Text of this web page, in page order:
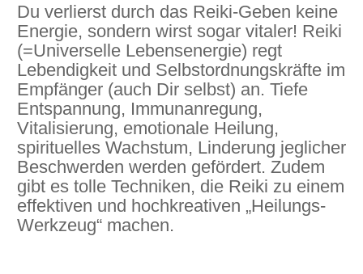
Du verlierst durch das Reiki-Geben keine
Energie, sondern wirst sogar vitaler! Reiki
(=Universelle Lebensenergie) regt
Lebendigkeit und Selbstordnungskräfte im
Empfänger (auch Dir selbst) an. Tiefe
Entspannung, Immunanregung,
Vitalisierung, emotionale Heilung,
spirituelles Wachstum, Linderung jeglicher
Beschwerden werden gefördert. Zudem
gibt es tolle Techniken, die Reiki zu einem
effektiven und hochkreativen „Heilungs-
Werkzeug“ machen.